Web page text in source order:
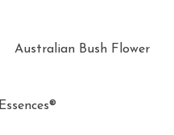
Australian Bush Flower
Essences®